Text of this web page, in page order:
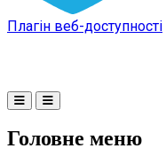
Плагін веб-доступності
Головне меню